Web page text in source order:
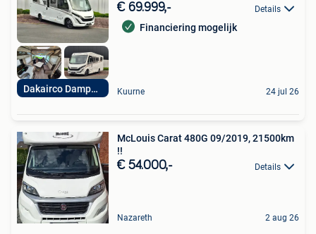
Dakairco Dampkap
€ 69.999,- Details
Financiering mogelijk
Kuurne 24 jul 26
McLouis Carat 480G 09/2019, 21500km
!!
€ 54.000,- Details
Nazareth 2 aug 26